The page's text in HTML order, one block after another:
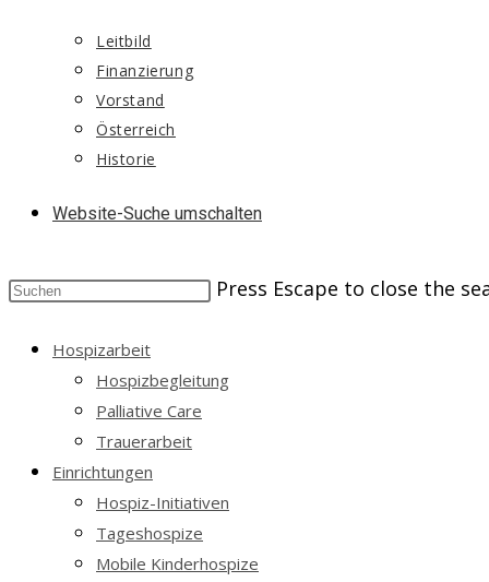
Leitbild
Finanzierung
Vorstand
Österreich
Historie
Website-Suche umschalten
Press Escape to close the
Hospizarbeit
Hospizbegleitung
Palliative Care
Trauerarbeit
Einrichtungen
Hospiz-Initiativen
Tageshospize
Mobile Kinderhospize